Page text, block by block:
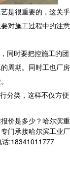
是很重要的，这关乎
对施工过程中的注意
同时要把控施工的团
周期。同时工也厂房
分类，这样不仅方便
价是多少？哈尔滨重
门承接哈尔滨工业厂
话:18341011777